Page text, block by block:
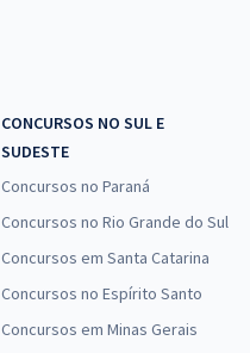
CONCURSOS NO SUL E
SUDESTE
Concursos no Paraná
Concursos no Rio Grande do Sul
Concursos em Santa Catarina
Concursos no Espírito Santo
Concursos em Minas Gerais